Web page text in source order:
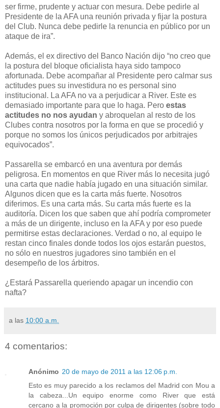
ser firme, prudente y actuar con mesura. Debe pedirle al
Presidente de la AFA una reunión privada y fijar la postura
del Club. Nunca debe pedirle la renuncia en público por un
ataque de ira”.
Además, el ex directivo del Banco Nación dijo “no creo que
la postura del bloque oficialista haya sido tampoco
afortunada. Debe acompañar al Presidente pero calmar sus
actitudes pues su investidura no es personal sino
institucional. La AFA no va a perjudicar a River. Este es
demasiado importante para que lo haga. Pero estas
actitudes no nos ayudan y abroquelan al resto de los
Clubes contra nosotros por la forma en que se procedió y
porque no somos los únicos perjudicados por arbitrajes
equivocados”.
Passarella se embarcó en una aventura por demás
peligrosa. En momentos en que River más lo necesita jugó
una carta que nadie había jugado en una situación similar.
Algunos dicen que es la carta más fuerte. Nosotros
diferimos. Es una carta más. Su carta más fuerte es la
auditoría. Dicen los que saben que ahí podría comprometer
a más de un dirigente, incluso en la AFA y por eso puede
permitirse estas declaraciones. Verdad o no, al equipo le
restan cinco finales donde todos los ojos estarán puestos,
no sólo en nuestros jugadores sino también en el
desempeño de los árbitros.
¿Estará Passarella queriendo apagar un incendio con
nafta?
a las 10:00 a.m.
4 comentarios:
Anónimo 20 de mayo de 2011 a las 12:06 p.m.
Esto es muy parecido a los reclamos del Madrid con Mou a
la cabeza...Un equipo enorme como River que está
cercano a la promoción por culpa de dirigentes (sobre todo